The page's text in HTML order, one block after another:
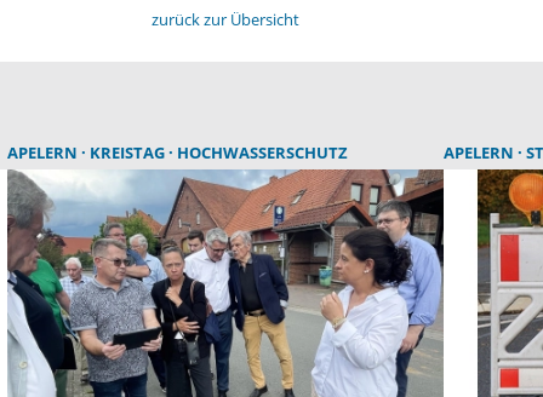
zurück zur Übersicht
APELERN KREISTAG HOCHWASSERSCHUTZ APELERN